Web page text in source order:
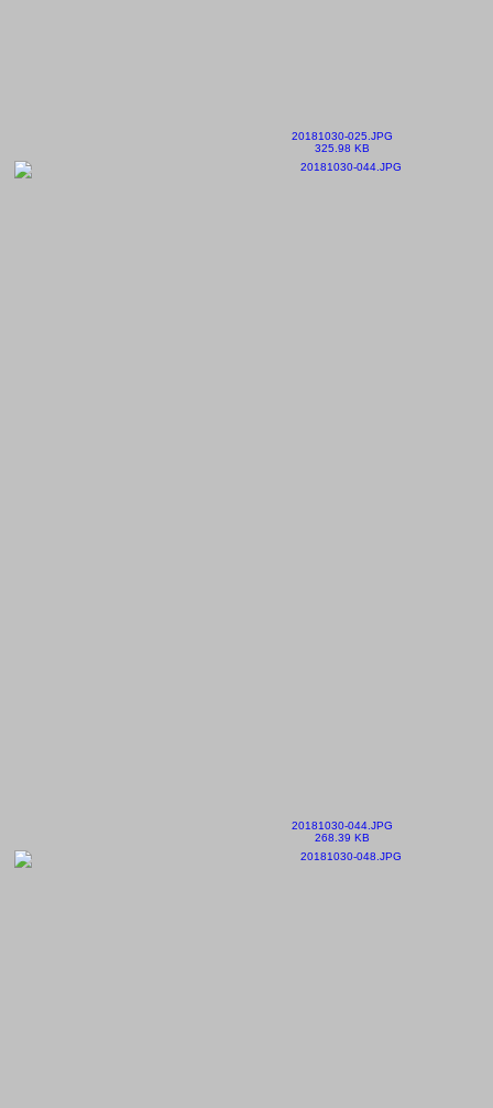
20181030-025.JPG
325.98 KB
20181030-044.JPG
268.39 KB